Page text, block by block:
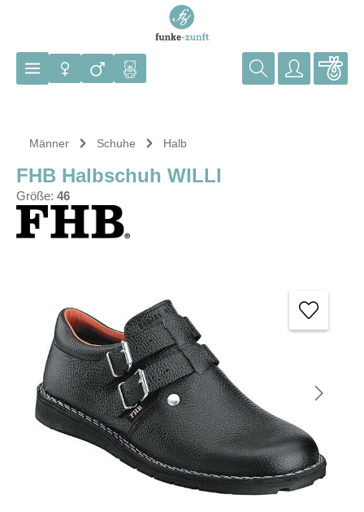
Männer Schuhe Halb
FHB Halbschuh WILLI
Größe: 46